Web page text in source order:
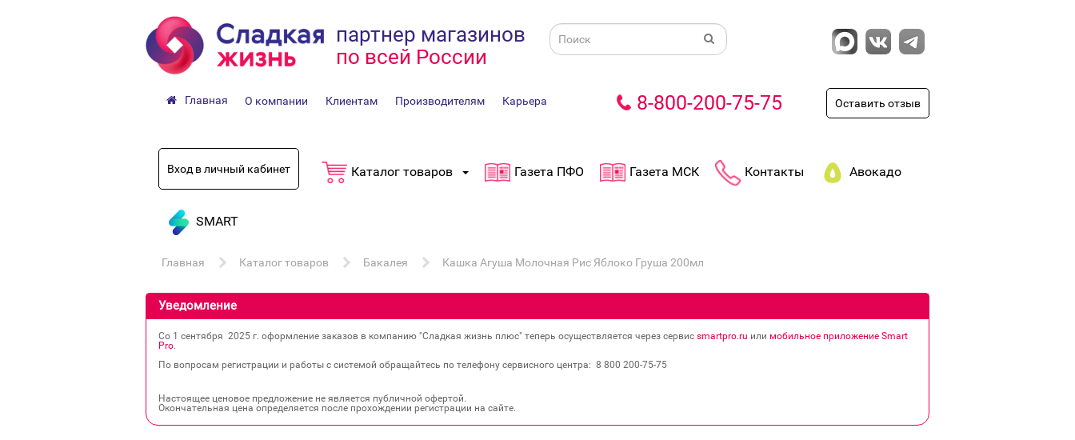
партнер магазинов
по всей России
Главная О компании Клиентам Производителям Карьера 8-800-200-75-75 Оставить отзыв
Вход в личный кабинет Каталог товаров Газета ПФО Газета МСК Контакты Авокадо
SMART
Главная Каталог товаров Бакалея Кашка Агуша Молочная Рис Яблоко Груша 200мл
Уведомление
Со 1 сентября 2025 г. оформление заказов в компанию "Сладкая жизнь плюс" теперь осуществляется через сервис smartpro.ru или мобильное приложение Smart
Pro.
По вопросам регистрации и работы с системой обращайтесь по телефону сервисного центра: 8 800 200‐75‐75
Настоящее ценовое предложение не является публичной офертой.
Окончательная цена определяется после прохождении регистрации на сайте.